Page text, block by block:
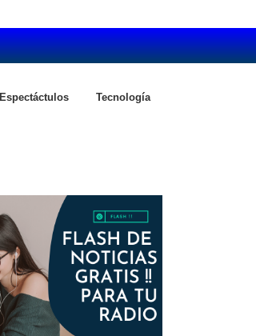
Espectáctulos Tecnología